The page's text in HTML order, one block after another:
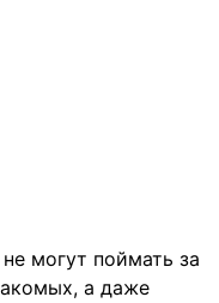
могут поймать за
а даже